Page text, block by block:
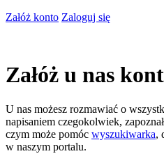
Załóż konto Zaloguj się
Załóż u nas
U nas możesz rozmawiać o
napisaniem czegokolwiek,
czym może pomóc wyszukiwarka,
w naszym portalu.